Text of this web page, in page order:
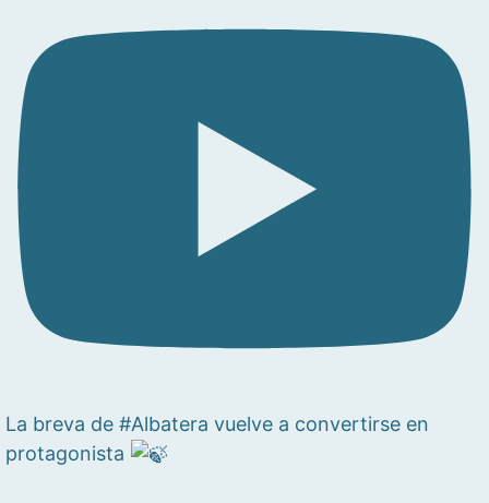
La breva de #Albatera vuelve a convertirse en
protagonista